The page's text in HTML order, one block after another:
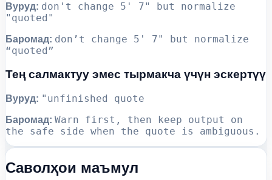
Вуруд: don't change 5' 7" but normalize
"quoted"
Баромад: don’t change 5' 7" but normalize
“quoted”
Тең салмактуу эмес тырмакча үчүн эскертүү
Вуруд: "unfinished quote
Баромад: Warn first, then keep output on
the safe side when the quote is ambiguous.
Саволҳои маъмул